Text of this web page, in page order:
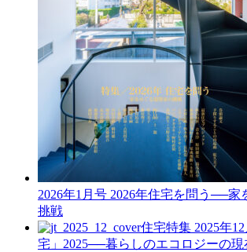
2026年1月号 2026年住宅を問う──家
挑戦
住宅特集 2025年
宅」2025──暮らしのエコロジーの現